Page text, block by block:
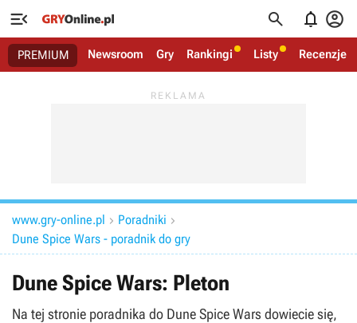
   
PREMIUM Newsroom Gry Rankingi Listy Recenzje
www.gry-online.pl  Poradniki 
Dune Spice Wars - poradnik do gry
Dune Spice Wars: Pleton
Na tej stronie poradnika do Dune Spice Wars dowiecie się,